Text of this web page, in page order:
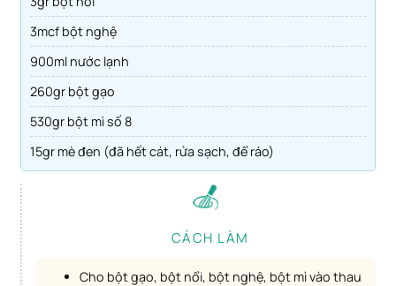
3mcf bột nghệ
900ml nước lạnh
260gr bột gạo
530gr bột mì số 8
15gr mè đen (đã hết cát, rửa sạch, để ráo)
CÁCH LÀM
Cho bột gạo, bột nổi, bột nghệ, bột mì vào thau